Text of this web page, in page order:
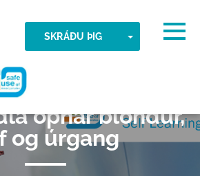
SKRÁÐU ÞIG TOGGLE
loftræstum klefa,
opnar blöndur,
og úrgang